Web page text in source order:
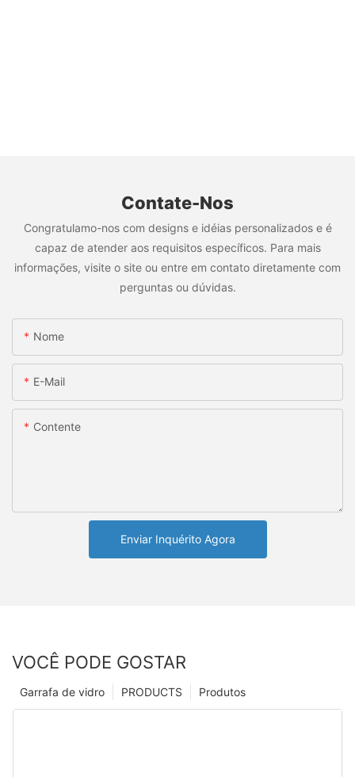
Contate-Nos
Congratulamo-nos com designs e idéias personalizados e é
capaz de atender aos requisitos específicos. Para mais
informações, visite o site ou entre em contato diretamente com
perguntas ou dúvidas.
Nome
E-Mail
Contente
Enviar Inquérito Agora
VOCÊ PODE GOSTAR
Produtos
PRODUCTS
Garrafa de vidro